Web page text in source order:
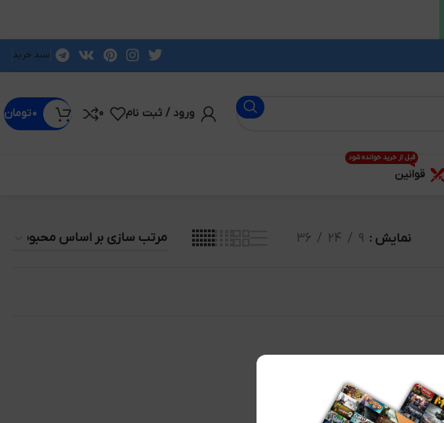
سبد خرید
ورود / ثبت نام 0 ۰تومان
قوانین
قبل از خرید خوانده شود
نمایش 9
24
36